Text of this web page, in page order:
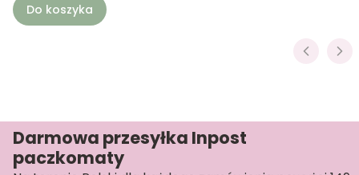
Do koszyka
Darmowa przesyłka Inpost
paczkomaty